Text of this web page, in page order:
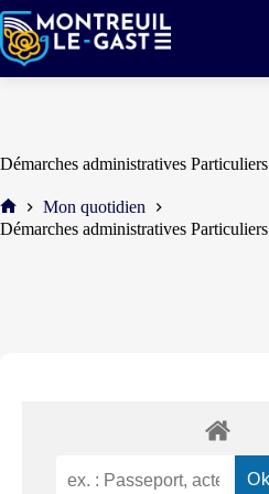
Démarches administratives Particuliers
Mon quotidien
Démarches administratives Particuliers